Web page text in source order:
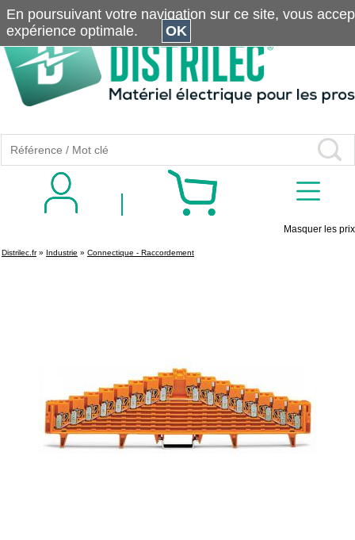
Masquer les prix
Distrilec.fr» Industrie » Connectique - Raccordement
En poursuivant votre navigation sur ce site, vous
expérience optimale.
OK